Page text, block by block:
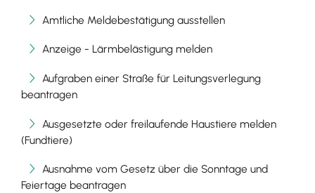
Amtliche Meldebestätigung ausstellen
Anzeige - Lärmbelästigung melden
Aufgraben einer Straße für Leitungsverlegung
beantragen
Ausgesetzte oder freilaufende Haustiere melden
(Fundtiere)
Ausnahme vom Gesetz über die Sonntage und
Feiertage beantragen